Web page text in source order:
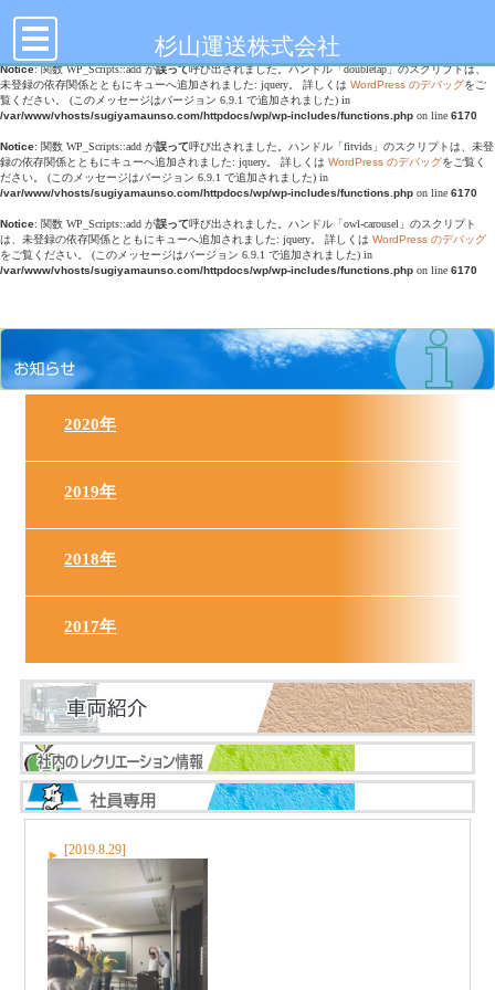
Notice: Undefined offset: 0 in
content/themes/sugiyamaunso/header.phpon line17
Notice: 関数 WP_Scripts::add が誤って呼び出されました。ハンドル「doubletap」のスクリプトは、
未登録の依存関係とともにキューへ追加されました: jquery。 詳しくは WordPress のデバッグをご
覧ください。 (このメッセージはバージョン 6.9.1 で追加されました) in
/var/www/vhosts/sugiyamaunso.com/httpdocs/wp/wp-includes/functions.php on line 6170
Notice: 関数 WP_Scripts::add が誤って呼び出されました。ハンドル「fitvids」のスクリプトは、未登
録の依存関係とともにキューへ追加されました: jquery。 詳しくは WordPress のデバッグをご覧く
ださい。 (このメッセージはバージョン 6.9.1 で追加されました) in
/var/www/vhosts/sugiyamaunso.com/httpdocs/wp/wp-includes/functions.php on line 6170
Notice: 関数 WP_Scripts::add が誤って呼び出されました。ハンドル「owl-carousel」のスクリプト
は、未登録の依存関係とともにキューへ追加されました: jquery。 詳しくは WordPress のデバッグ
をご覧ください。 (このメッセージはバージョン 6.9.1 で追加されました) in
/var/www/vhosts/sugiyamaunso.com/httpdocs/wp/wp-includes/functions.php on line 6170
杉山運送株式会社
toggle
navigation
2020年
2019年
2018年
2017年
[2019.8.29]